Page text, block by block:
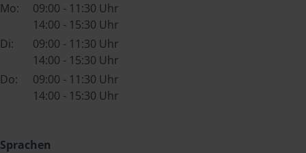
Mo:
09:00 - 11:30 Uhr
14:00 - 15:30 Uhr
Di:
09:00 - 11:30 Uhr
14:00 - 15:30 Uhr
Do:
09:00 - 11:30 Uhr
14:00 - 15:30 Uhr
Sprachen